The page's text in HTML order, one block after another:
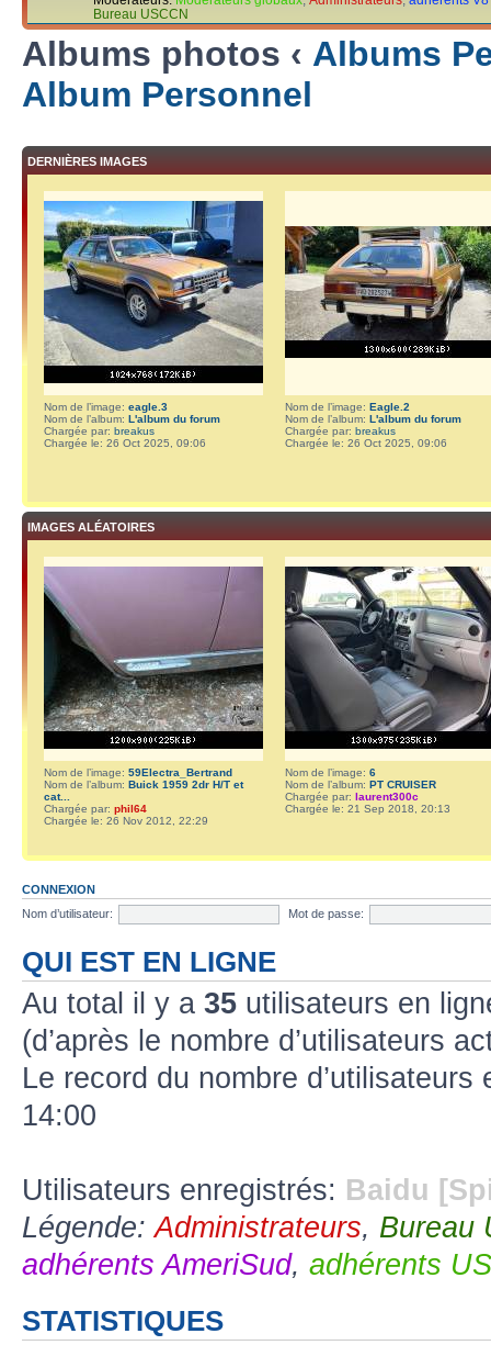
Bureau USCCN
Albums photos ‹ Albums
Album Personnel
DERNIÈRES IMAGES
Nom de l’image: eagle.3
Nom de l’album: L'album du forum
Chargée par: breakus
Chargée le: 26 Oct 2025, 09:06
Nom de l’image: Eagle.2
Nom de l’album: L'album du forum
Chargée par: breakus
Chargée le: 26 Oct 2025, 09:06
IMAGES ALÉATOIRES
Nom de l’image: 59Electra_Bertrand
Nom de l’album: Buick 1959 2dr H/T et
cat...
Chargée par: phil64
Chargée le: 26 Nov 2012, 22:29
Nom de l’image: 6
Nom de l’album: PT CRUISER
Chargée par: laurent300c
Chargée le: 21 Sep 2018, 20:13
CONNEXION
Nom d’utilisateur:
Mot de passe:
QUI EST EN LIGNE
Au total il y a 35 utilisateurs en
(d’après le nombre d’utilisateurs
Le record du nombre
14:00
Utilisateurs enregistrés: Baidu
Légende:Administrateurs, Bureau
adhérents AmeriSud, adhérents
STATISTIQUES